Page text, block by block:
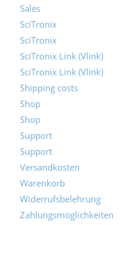
Sales
SciTronix
SciTronix
SciTronix Link (Vlink)
SciTronix Link (Vlink)
Shipping costs
Shop
Shop
Support
Support
Versandkosten
Warenkorb
Widerrufsbelehrung
Zahlungsmöglichkeiten